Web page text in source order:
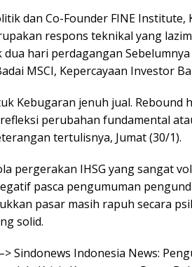
dan Co-Founder FINE
respons teknikal yang
dua hari perdagangan
MSCI, Kepercayaan Investor
Kebugaran jenuh jual.
perubahan fundamental
tertulisnya, Jumat (30/1).
pergerakan IHSG yang sangat
pasca pengumuman
pasar masih rapuh secara
solid.
Sindonews Indonesia News: